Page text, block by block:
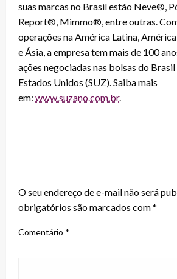
suas marcas no Brasil estão Neve®,
Report®, Mimmo®, entre outras.
operações na América Latina,
e Ásia, a empresa tem mais de 100
ações negociadas nas bolsas do
Estados Unidos (SUZ). Saiba mais
em: www.suzano.com.br.
O seu endereço de e-mail não será
obrigatórios são marcados com*
Comentário *